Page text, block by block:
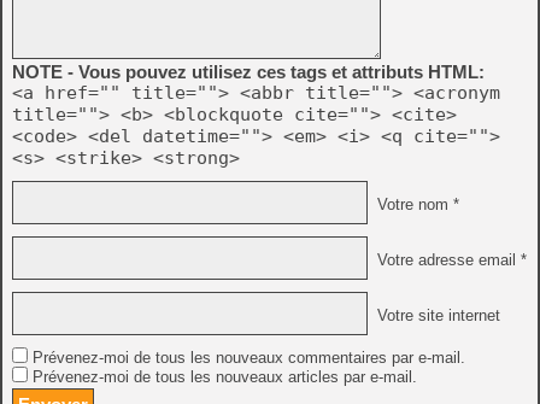
NOTE - Vous pouvez utilisez ces tags et attributs HTML:
<a href="" title=""> <abbr title=""> <acronym
title=""> <b> <blockquote cite=""> <cite>
<code> <del datetime=""> <em> <i> <q cite="">
<s> <strike> <strong>
Votre nom *
Votre adresse email *
Votre site internet
Prévenez-moi de tous les nouveaux commentaires par e-mail.
Prévenez-moi de tous les nouveaux articles par e-mail.